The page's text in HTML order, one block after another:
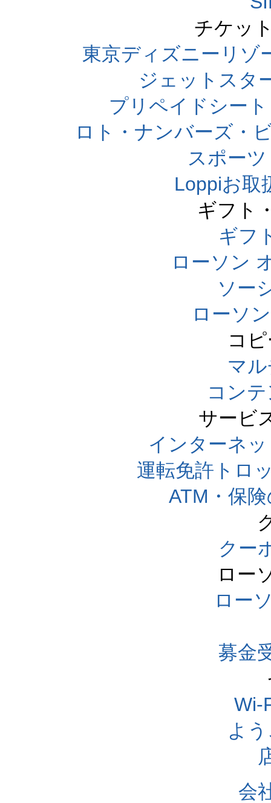
チケッ
東京ディズニーリゾ
ジェットスタ
プリペイドシー
ロト・ナンバーズ・
スポー
Loppiお取
ギフト
ギフ
ローソン
ソー
ローソ
コ
マ
コン
サービ
インターネ
運転免許トロ
ATM・保
クー
ロー
ロー
募金
Wi-
よ
会